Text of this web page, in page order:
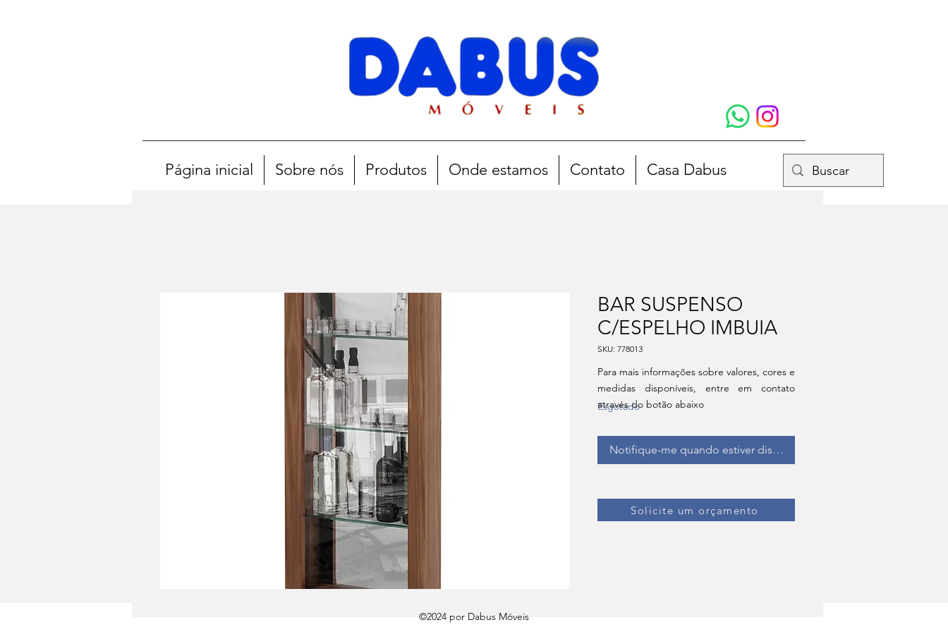
Página inicial Sobre nós Produtos Onde estamos Contato Casa Dabus
BAR SUSPENSO
C/ESPELHO IMBUIA
SKU: 778013
Esgotado
Notifique-me quando estiver disponível
Solicite um orçamento
Para mais informações sobre valores, cores e
medidas disponíveis, entre em contato
através do botão abaixo
©2024 por Dabus Móveis